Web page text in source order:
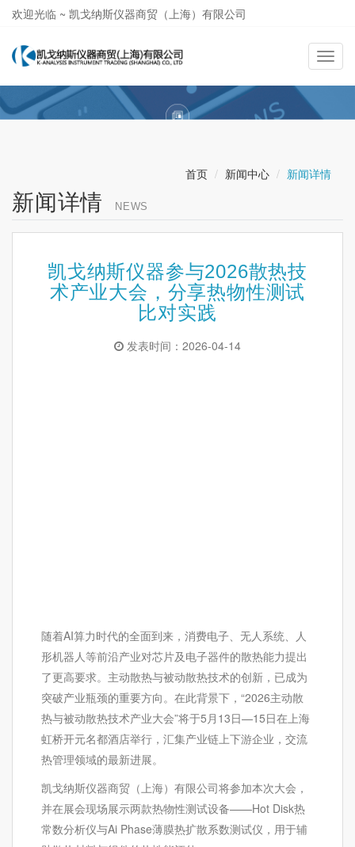
欢迎光临 ~ 凯戈纳斯仪器商贸（上海）有限公司
导
航
切
首页 新闻中心 新闻详情
新闻详情 NEWS
凯戈纳斯仪器参与2026散热技
术产业大会，分享热物性测试
比对实践
发表时间：2026-04-14
随着AI算力时代的全面到来，消费电子、无人系统、人
形机器人等前沿产业对芯片及电子器件的散热能力提出
了更高要求。主动散热与被动散热技术的创新，已成为
突破产业瓶颈的重要方向。在此背景下，“2026主动散
热与被动散热技术产业大会”将于5月13日—15日在上海
虹桥开元名都酒店举行，汇集产业链上下游企业，交流
热管理领域的最新进展。
凯戈纳斯仪器商贸（上海）有限公司将参加本次大会，
并在展会现场展示两款热物性测试设备——Hot Disk热
常数分析仪与Ai Phase薄膜热扩散系数测试仪，用于辅